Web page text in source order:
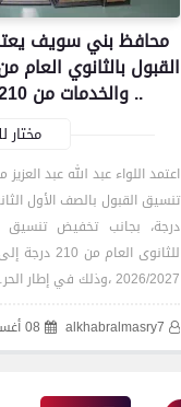
محافظ بني سويف
.. والخدمات من 210 درجة إلى 209
مختار
اعتمد اللواء عبد الله عبد
درجة، بجانب تخفيض تنسيق
2026/2027 ،وذلك في إطار الحر…
alkhabralmasry7
08 أغسطس 2026
محافظات
محافظ
مديرية
تحسين جودة
أولوية
محافظات